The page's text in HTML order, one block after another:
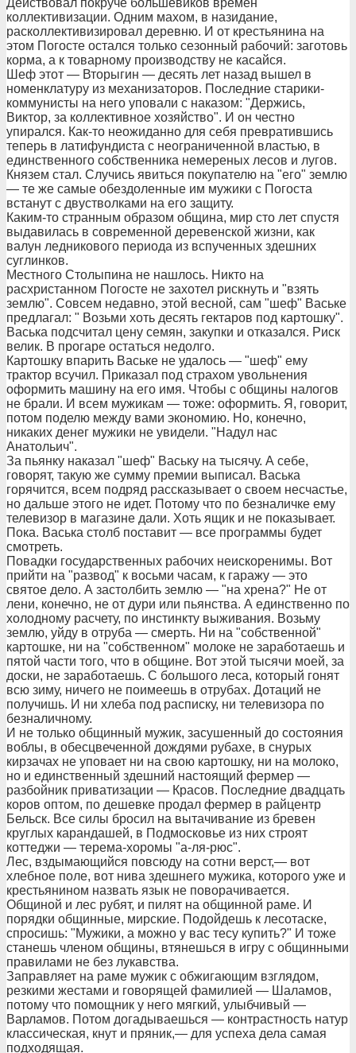
Действовал покруче большевиков времен
коллективизации. Одним махом, в назидание,
расколлективизировал деревню. И от крестьянина на
этом Погосте остался только сезонный рабочий: заготовь
корма, а к товарному производству не касайся.
Шеф этот — Вторыгин — десять лет назад вышел в
номенклатуру из механизаторов. Последние старики-
коммунисты на него уповали с наказом: "Держись,
Виктор, за коллективное хозяйство". И он честно
упирался. Как-то неожиданно для себя превратившись
теперь в латифундиста с неограниченной властью, в
единственного собственника немереных лесов и лугов.
Князем стал. Случись явиться покупателю на "его" землю
— те же самые обездоленные им мужики с Погоста
встанут с двустволками на его защиту.
Каким-то странным образом община, мир сто лет спустя
выдавилась в современной деревенской жизни, как
валун ледникового периода из вспученных здешних
суглинков.
Местного Столыпина не нашлось. Никто на
расхристанном Погосте не захотел рискнуть и "взять
землю". Совсем недавно, этой весной, сам "шеф" Ваське
предлагал: " Возьми хоть десять гектаров под картошку".
Васька подсчитал цену семян, закупки и отказался. Риск
велик. В прогаре остаться недолго.
Картошку впарить Ваське не удалось — "шеф" ему
трактор всучил. Приказал под страхом увольнения
оформить машину на его имя. Чтобы с общины налогов
не брали. И всем мужикам — тоже: оформить. Я, говорит,
потом поделю между вами экономию. Но, конечно,
никаких денег мужики не увидели. "Надул нас
Анатольич".
За пьянку наказал "шеф" Ваську на тысячу. А себе,
говорят, такую же сумму премии выписал. Васька
горячится, всем подряд рассказывает о своем несчастье,
но дальше этого не идет. Потому что по безналичке ему
телевизор в магазине дали. Хоть ящик и не показывает.
Пока. Васька столб поставит — все программы будет
смотреть.
Повадки государственных рабочих неискоренимы. Вот
прийти на "развод" к восьми часам, к гаражу — это
святое дело. А застолбить землю — "на хрена?" Не от
лени, конечно, не от дури или пьянства. А единственно по
холодному расчету, по инстинкту выживания. Возьму
землю, уйду в отруба — смерть. Ни на "собственной"
картошке, ни на "собственном" молоке не заработаешь и
пятой части того, что в общине. Вот этой тысячи моей, за
доски, не заработаешь. С большого леса, который гонят
всю зиму, ничего не поимеешь в отрубах. Дотаций не
получишь. И ни хлеба под расписку, ни телевизора по
безналичному.
И не только общинный мужик, засушенный до состояния
воблы, в обесцвеченной дождями рубахе, в снурых
кирзачах не уповает ни на свою картошку, ни на молоко,
но и единственный здешний настоящий фермер —
разбойник приватизации — Красов. Последние двадцать
коров оптом, по дешевке продал фермер в райцентр
Бельск. Все силы бросил на вытачивание из бревен
круглых карандашей, в Подмосковье из них строят
коттеджи — терема-хоромы "а-ля-рюс".
Лес, вздымающийся повсюду на сотни верст,— вот
хлебное поле, вот нива здешнего мужика, которого уже и
крестьянином назвать язык не поворачивается.
Общиной и лес рубят, и пилят на общинной раме. И
порядки общинные, мирские. Подойдешь к лесотаске,
спросишь: "Мужики, а можно у вас тесу купить?" И тоже
станешь членом общины, втянешься в игру с общинными
правилами не без лукавства.
Заправляет на раме мужик с обжигающим взглядом,
резкими жестами и говорящей фамилией — Шаламов,
потому что помощник у него мягкий, улыбчивый —
Варламов. Потом догадываешься — контрастность натур
классическая, кнут и пряник,— для успеха дела самая
подходящая.